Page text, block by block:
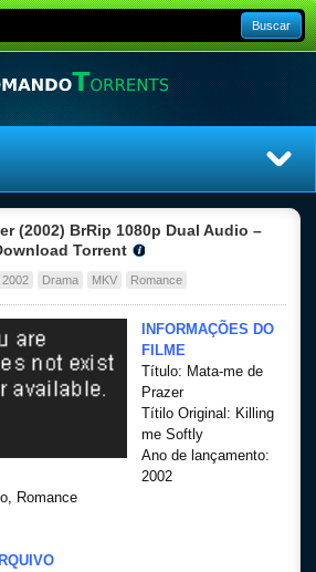
Buscar
Top Séries
Filmes
(2002) BrRip 1080p Dual Audio –
Torrent
2002 Drama MKV Romance
INFORMAÇÕES DO
FILME
Título: Mata-me de
Prazer
Títilo Original: Killing
me Softly
Ano de lançamento:
2002
Romance